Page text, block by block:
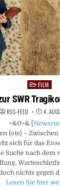
Posted
in
FILM
SWR
RSS-FEED 4.
=&0=& [
(ots) –
sich für das
Suche nach dem
nichts gegen
Lesen Sie hier